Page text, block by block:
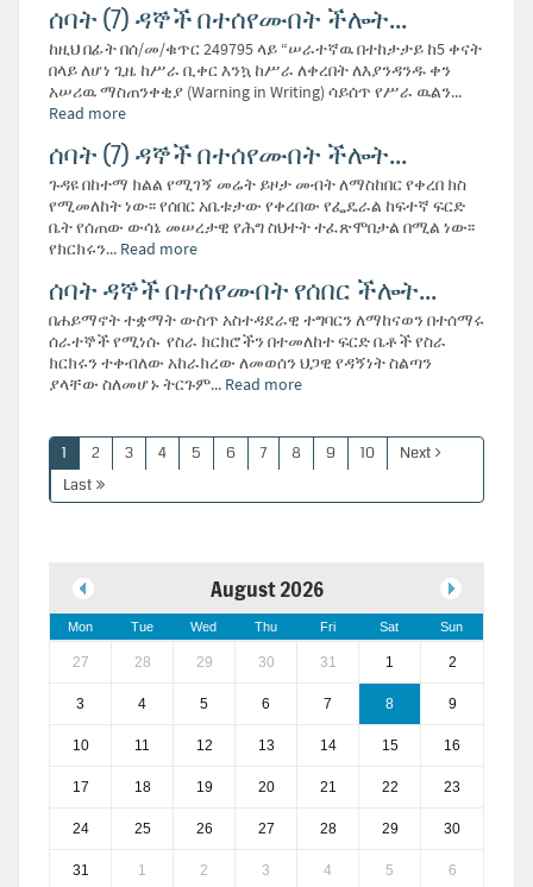
ሰባት (7) ዳኞች በተሰየሙበት ችሎት...
ከዚህ በፊት በሰ/መ/ቁጥር 249795 ላይ “ሠራተኛዉ በተከታታይ ከ5 ቀናት
በላይ ለሆነ ጊዜ ከሥራ ቢቀር እንኳ ከሥራ ለቀረበት ለእያንዳንዱ ቀን
አሠሪዉ ማስጠንቀቂያ (Warning in Writing) ሳይሰጥ የሥራ ዉልን...
Read more
ሰባት (7) ዳኞች በተሰየሙበት ችሎት...
ጉዳዩ በከተማ ክልል የሚገኝ መሬት ይዞታ መብት ለማስከበር የቀረበ ክስ
የሚመለከት ነው፡፡ የሰበር አቤቱታው የቀረበው የፌዴራል ከፍተኛ ፍርድ
ቤት የሰጠው ውሳኔ መሠረታዊ የሕግ ስህተት ተፈጽሞበታል በሚል ነው፡፡
የክርክሩን... Read more
ሰባት ዳኞች በተሰየሙበት የሰበር ችሎት...
በሐይማኖት ተቋማት ውስጥ አስተዳደራዊ ተግባርን ለማከናወን በተሰማሩ
ሰራተኞች የሚነሱ የስራ ክርክሮችን በተመለከተ ፍርድ ቤቶች የስራ
ክርክሩን ተቀብለው አከራክረው ለመወሰን ህጋዊ የዳኝነት ስልጣን
ያላቸው ስለመሆኑ ትርጉም... Read more
1 2 3 4 5 6 7 8 9 10
Next
Last
August 2026
Mon Tue Wed Thu Fri Sat Sun
27 28 29 30 31 1 2
3 4 5 6 7 8 9
10 11 12 13 14 15 16
17 18 19 20 21 22 23
24 25 26 27 28 29 30
31 1 2 3 4 5 6